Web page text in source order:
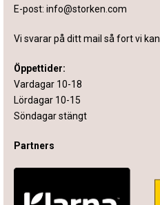
E-post: info@storken.com
Vi svarar på ditt mail så fort vi kan
Öppettider:
Vardagar 10-18
Lördagar 10-15
Söndagar stängt
Partners